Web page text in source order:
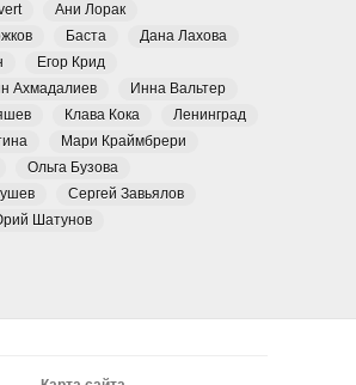
Ани Лорак
Баста
Дана Лахова
Егор Крид
Ахмадалиев
Инна Вальтер
Клава Кока
Ленинград
Мари Краймбрери
Ольга Бузова
Сергей Завьялов
Шатунов